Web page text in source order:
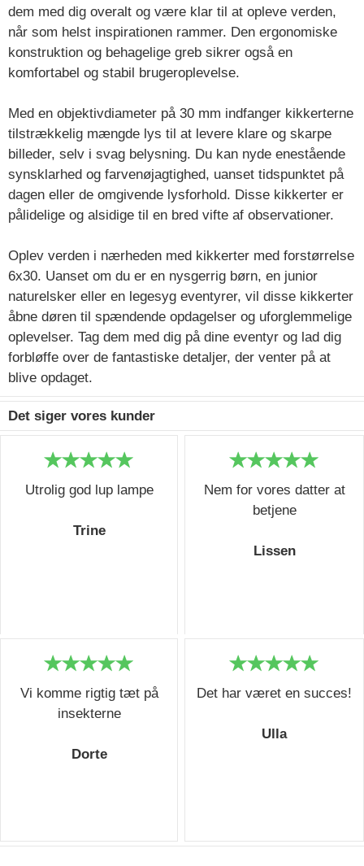
dem med dig overalt og være klar til at opleve verden,
når som helst inspirationen rammer. Den ergonomiske
konstruktion og behagelige greb sikrer også en
komfortabel og stabil brugeroplevelse.
Med en objektivdiameter på 30 mm indfanger kikkerterne
tilstrækkelig mængde lys til at levere klare og skarpe
billeder, selv i svag belysning. Du kan nyde enestående
synsklarhed og farvenøjagtighed, uanset tidspunktet på
dagen eller de omgivende lysforhold. Disse kikkerter er
pålidelige og alsidige til en bred vifte af observationer.
Oplev verden i nærheden med kikkerter med forstørrelse
6x30. Uanset om du er en nysgerrig børn, en junior
naturelsker eller en legesyg eventyrer, vil disse kikkerter
åbne døren til spændende opdagelser og uforglemmelige
oplevelser. Tag dem med dig på dine eventyr og lad dig
forbløffe over de fantastiske detaljer, der venter på at
blive opdaget.
Det siger vores kunder
Utrolig god lup lampe
Trine
Nem for vores datter at
betjene
Lissen
Vi komme rigtig tæt på
insekterne
Dorte
Det har været en succes!
Ulla